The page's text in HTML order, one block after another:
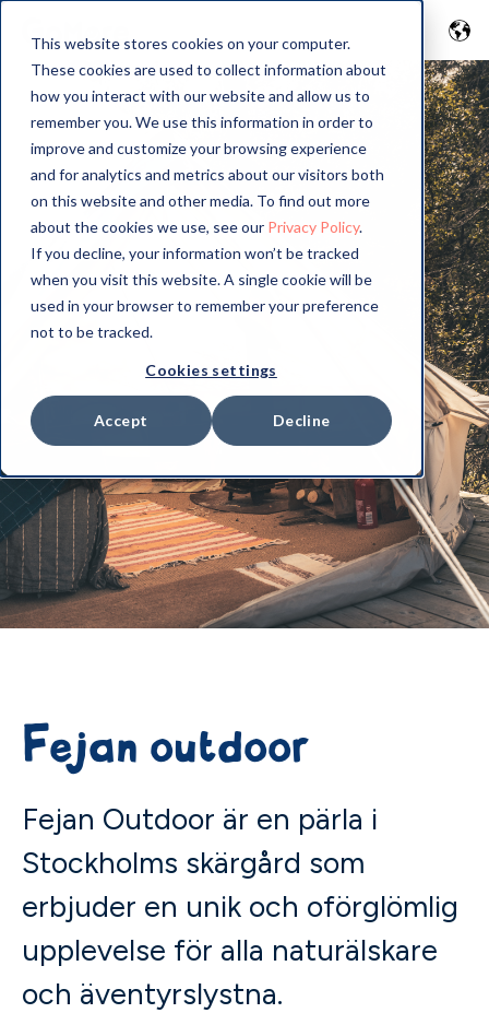
This website stores cookies on your computer.
These cookies are used to collect information about
how you interact with our website and allow us to
remember you. We use this information in order to
improve and customize your browsing experience
and for analytics and metrics about our visitors both
on this website and other media. To find out more
about the cookies we use, see our Privacy Policy.
If you decline, your information won’t be tracked
when you visit this website. A single cookie will be
used in your browser to remember your preference
not to be tracked.
Cookies settings
Accept Decline
Fejan outdoor
Fejan Outdoor är en pärla i
Stockholms skärgård som
erbjuder en unik och oförglömlig
upplevelse för alla naturälskare
och äventyrslystna.